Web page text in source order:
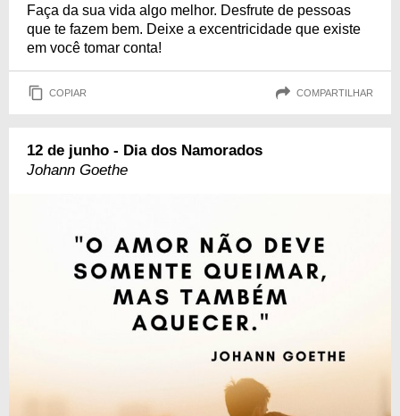
Faça da sua vida algo melhor. Desfrute de pessoas
que te fazem bem. Deixe a excentricidade que existe
em você tomar conta!
COPIAR COMPARTILHAR
12 de junho - Dia dos Namorados
Johann Goethe